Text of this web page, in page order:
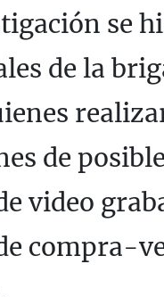
se
de la
de
video
compra-